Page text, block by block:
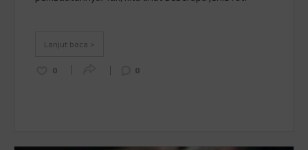
bomboloni, donat tradisional Italia yang …
Lanjut baca >
0 0